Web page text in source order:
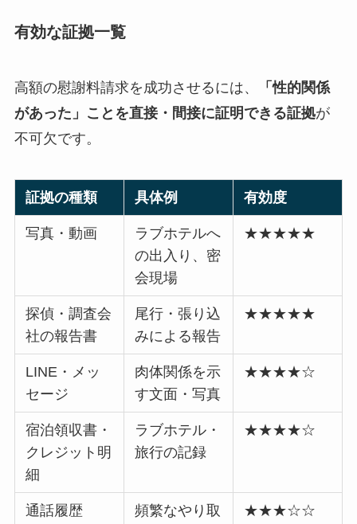
有効な証拠一覧
高額の慰謝料請求を成功させるには、
「性的関係
があった」ことを直接・間接に証明できる証拠が
不可欠です。
証拠の種類 具体例 有効度
写真・動画
ラブホテルへ
の出入り、密
会現場
★★★★★
探偵・調査会
社の報告書
尾行・張り込
みによる報告
★★★★★
LINE・メッ
セージ
肉体関係を示
す文面・写真
★★★★☆
宿泊領収書・
クレジット明
細
ラブホテル・
旅行の記録
★★★★☆
通話履歴
頻繁なやり取
★★★☆☆